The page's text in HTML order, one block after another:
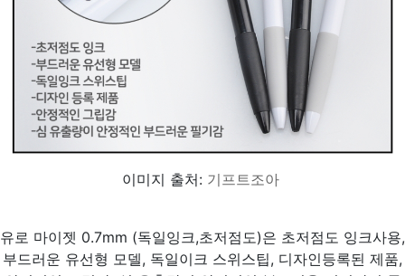
이미지 출처: 기프트조아
유로 마이젯 0.7mm (독일잉크,초저점도)은 초저점도 잉크사용,
부드러운 유선형 모델, 독일이크 스위스팁, 디자인등록된 제품,